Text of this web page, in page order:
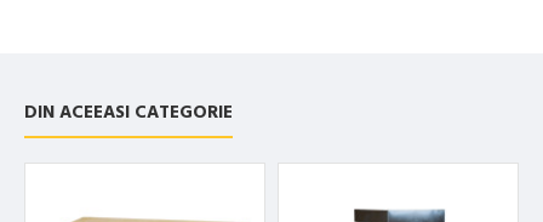
DIN ACEEASI CATEGORIE